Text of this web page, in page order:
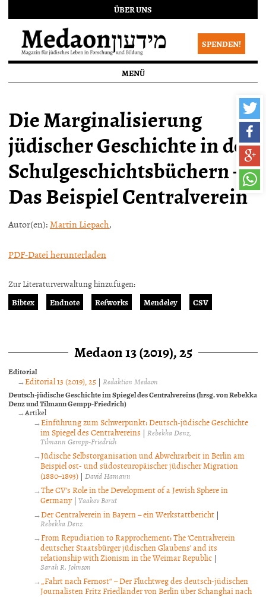
ÜBER UNS
SPENDEN!
MENÜ
Die Marginalisierung
jüdischer Geschichte in den
Schulgeschichtsbüchern –
Das Beispiel Centralverein
Autor(en):Martin Liepach,
PDF-Datei herunterladen
Zur Literaturverwaltung hinzufügen:
Bibtex
Endnote Refworks Mendeley CSV
Medaon 13 (2019), 25
Editorial
Editorial 13 (2019), 25 |Redaktion Medaon
Deutsch-jüdische Geschichte im Spiegel des Centralvereins (hrsg. von Rebekka
Denz und Tilmann Gempp-Friedrich)
Artikel
Einführung zum Schwerpunkt: Deutsch-jüdische Geschichte
im Spiegel des Centralvereins | Rebekka Denz
Tilmann Gempp-Friedrich
Jüdische Selbstorganisation und Abwehrarbeit in Berlin am
Beispiel ost- und südosteuropäischer jüdischer Migration
(1880–1893) | David Hamann
The CV’s Role in the Development of a Jewish Sphere in
Germany| Yaakov Borut
Der Centralverein in Bayern – ein Werkstattbericht |
Rebekka Denz
From Repudiation to Rapprochement: The ‘Centralverein
deutscher Staatsbürger jüdischen Glaubens’ and its
relationship with Zionism in the Weimar Republic |
Sarah R. Johnson
„Fahrt nach Fernost“ – Der Fluchtweg des deutsch-jüdischen
Journalisten Fritz Friedländer von Berlin über Schanghai nach